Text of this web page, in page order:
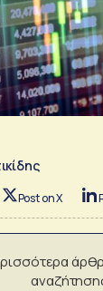
Post on X